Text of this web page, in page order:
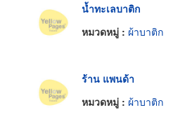
น้ำทะเลบาติก
หมวดหมู่ : ผ้าบาติก
ร้าน แพนด้า
หมวดหมู่ : ผ้าบาติก